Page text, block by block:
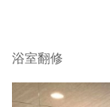
浴室翻修